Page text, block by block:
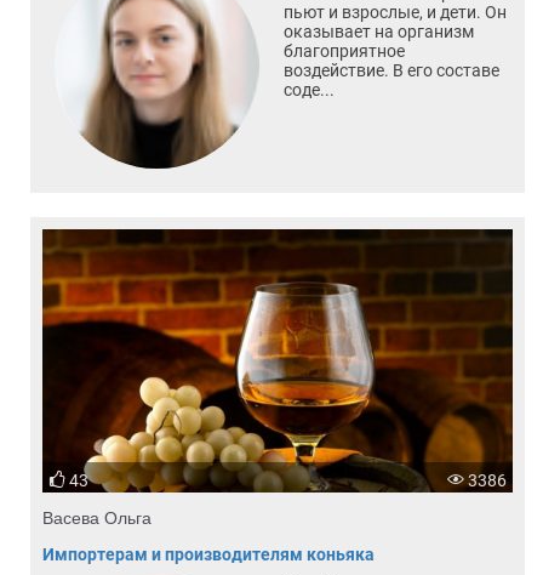
пьют и взрослые, и дети. Он
оказывает на организм
благоприятное
воздействие. В его составе
соде...
43 3386
Васева Ольга
Импортерам и производителям коньяка